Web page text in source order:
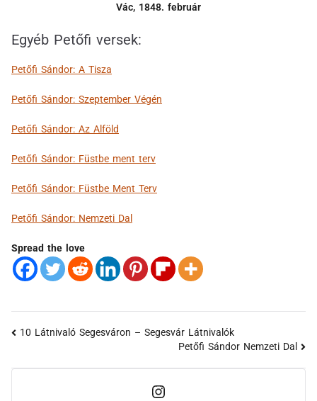
Vác, 1848. február
Egyéb Petőfi versek:
Petőfi Sándor: A Tisza
Petőfi Sándor: Szeptember Végén
Petőfi Sándor: Az Alföld
Petőfi Sándor: Füstbe ment terv
Petőfi Sándor: Füstbe Ment Terv
Petőfi Sándor: Nemzeti Dal
Spread the love
10 Látnivaló Segesváron – Segesvár Látnivalók
Petőfi Sándor Nemzeti Dal